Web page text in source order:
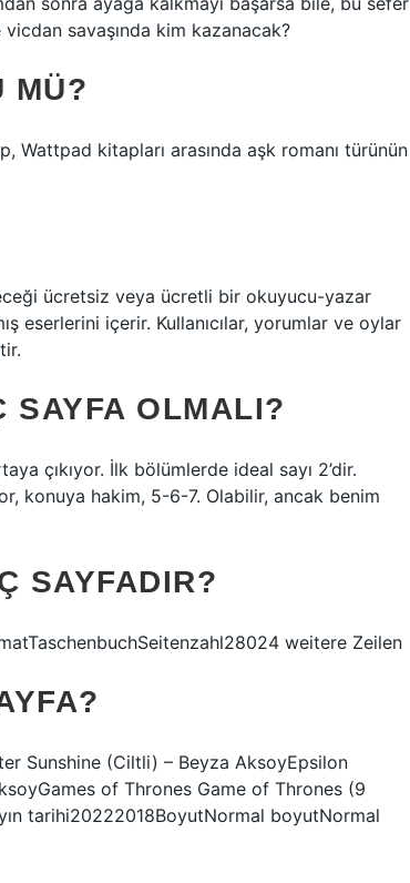
savaşında kim kazanacak?
MÜ?
Wattpad kitapları arasında aşk romanı türünün
ücretsiz veya ücretli bir okuyucu-yazar
eserlerini içerir. Kullanıcılar, yorumlar ve oylar
SAYFA OLMALI?
çıkıyor. İlk bölümlerde ideal sayı 2’dir.
konuya hakim, 5-6-7. Olabilir, ancak benim
SAYFADIR?
weitere Zeilen
Sunshine (Ciltli) – Beyza AksoyEpsilon
of Thrones Game of Thrones (9
tarihi20222018BoyutNormal boyutNormal